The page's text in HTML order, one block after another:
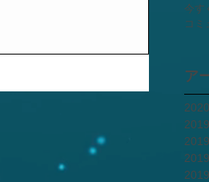
今す
コミ
ア